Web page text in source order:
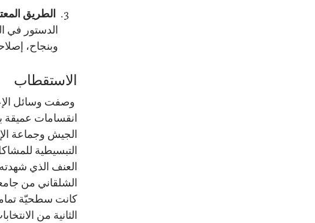
الطريق
وبنجاح،
الاستقطاب
وصفت وسائل
انقسامات عميقة
الجيش وجماعة
التبسيطية
العنف الذي
الشلقاني من
كانت سطحيّة
الثانية من